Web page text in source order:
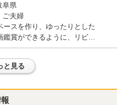
テリア
阜県
ご夫婦
ースを作り、ゆったりとした
鑑賞ができるように、リビン
開放感のある空間へとリフォ
ただきました。
と見る